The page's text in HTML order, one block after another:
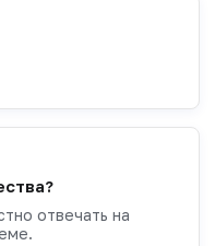
отвечать на